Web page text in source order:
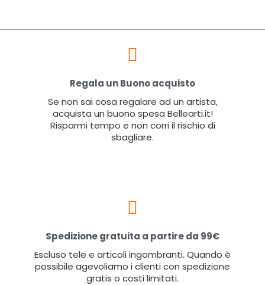
Regala un Buono acquisto
Se non sai cosa regalare ad un artista,
acquista un buono spesa Bellearti.it!
Risparmi tempo e non corri il rischio di
sbagliare.
Spedizione gratuita a partire da 99€
Escluso tele e articoli ingombranti. Quando è
possibile agevoliamo i clienti con spedizione
gratis o costi limitati.